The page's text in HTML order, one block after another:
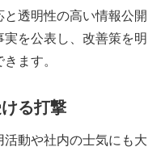
透明性の高い情報公開
を公表し、改善策を明
ます。
る打撃
動や社内の士気にも大